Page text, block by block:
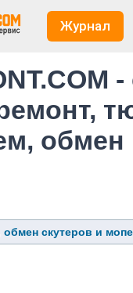
Журнал
обмен скутеров и